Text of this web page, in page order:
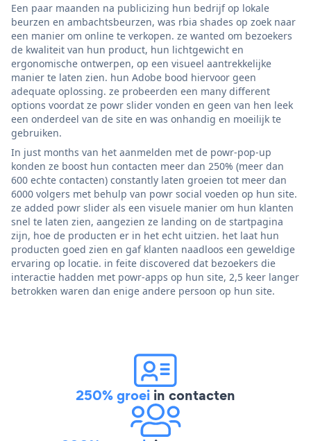
Een paar maanden na publicizing hun bedrijf op lokale
beurzen en ambachtsbeurzen, was rbia shades op zoek naar
een manier om online te verkopen. ze wanted om bezoekers
de kwaliteit van hun product, hun lichtgewicht en
ergonomische ontwerpen, op een visueel aantrekkelijke
manier te laten zien. hun Adobe bood hiervoor geen
adequate oplossing. ze probeerden een many different
options voordat ze powr slider vonden en geen van hen leek
een onderdeel van de site en was onhandig en moeilijk te
gebruiken.
In just months van het aanmelden met de powr-pop-up
konden ze boost hun contacten meer dan 250% (meer dan
600 echte contacten) constantly laten groeien tot meer dan
6000 volgers met behulp van powr social voeden op hun site.
ze added powr slider als een visuele manier om hun klanten
snel te laten zien, aangezien ze landing on de startpagina
zijn, hoe de producten er in het echt uitzien. het laat hun
producten goed zien en gaf klanten naadloos een geweldige
ervaring op locatie. in feite discovered dat bezoekers die
interactie hadden met powr-apps op hun site, 2,5 keer langer
betrokken waren dan enige andere persoon op hun site.
250% groei in contacten